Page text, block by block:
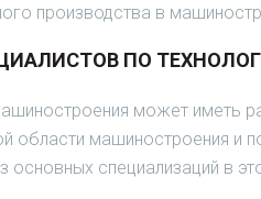
производства в
ПО
может иметь
области машиностроения и
основных специализаций в